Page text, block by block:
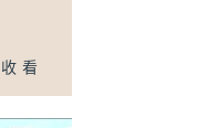
收看